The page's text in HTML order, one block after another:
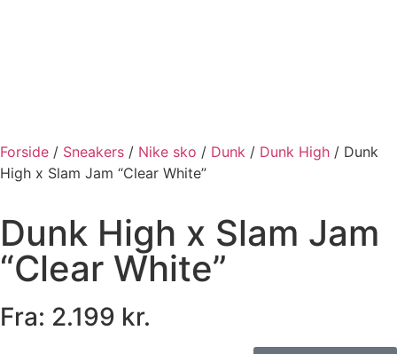
Forside / Sneakers / Nike sko / Dunk / Dunk High / Dunk
High x Slam Jam “Clear White”
Dunk High x Slam Jam
“Clear White”
Fra: 2.199 kr.